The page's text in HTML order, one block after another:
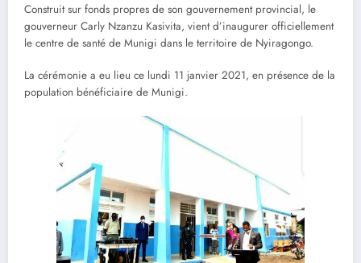
Construit sur fonds propres de son gouvernement provincial, le
gouverneur Carly Nzanzu Kasivita, vient d’inaugurer officiellement
le centre de santé de Munigi dans le territoire de Nyiragongo.
La cérémonie a eu lieu ce lundi 11 janvier 2021, en présence de la
population bénéficiaire de Munigi.